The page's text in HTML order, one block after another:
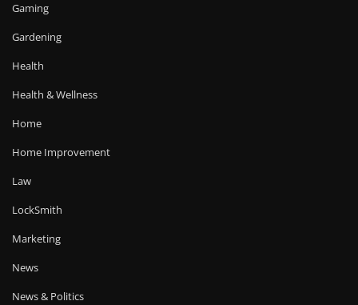
Gaming
Gardening
Health
Health & Wellness
Home
Home Improvement
Law
LockSmith
Marketing
News
News & Politics